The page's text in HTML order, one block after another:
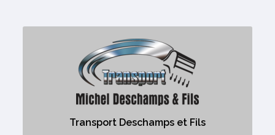
Transport Deschamps et Fils
Transport Deschamps et Fils
Aucune description